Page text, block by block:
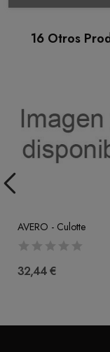
16 Otros
AVERO - Culotte
32,44 €